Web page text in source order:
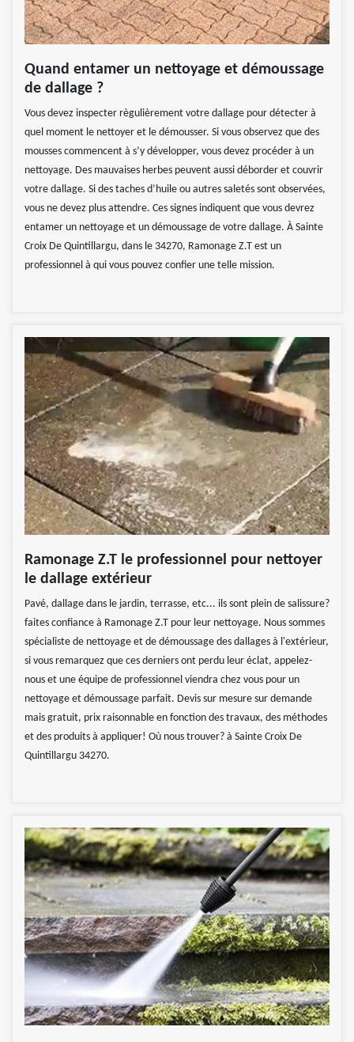
Quand entamer un nettoyage et démoussage
de dallage ?
Vous devez inspecter règulièrement votre dallage pour détecter à
quel moment le nettoyer et le démousser. Si vous observez que des
mousses commencent à s’y développer, vous devez procéder à un
nettoyage. Des mauvaises herbes peuvent aussi déborder et couvrir
votre dallage. Si des taches d’huile ou autres saletés sont observées,
vous ne devez plus attendre. Ces signes indiquent que vous devrez
entamer un nettoyage et un démoussage de votre dallage. À Sainte
Croix De Quintillargu, dans le 34270, Ramonage Z.T est un
professionnel à qui vous pouvez confier une telle mission.
Ramonage Z.T le professionnel pour nettoyer
le dallage extérieur
Pavé, dallage dans le jardin, terrasse, etc... ils sont plein de salissure?
faites confiance à Ramonage Z.T pour leur nettoyage. Nous sommes
spécialiste de nettoyage et de démoussage des dallages à l'extérieur,
si vous remarquez que ces derniers ont perdu leur éclat, appelez-
nous et une équipe de professionnel viendra chez vous pour un
nettoyage et démoussage parfait. Devis sur mesure sur demande
mais gratuit, prix raisonnable en fonction des travaux, des méthodes
et des produits à appliquer! Où nous trouver? à Sainte Croix De
Quintillargu 34270.